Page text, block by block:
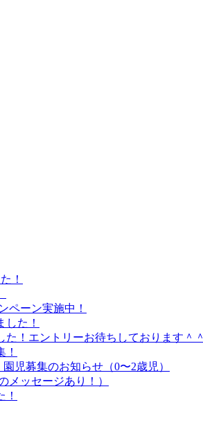
！
ペーン実施中！
した！
た！エントリーお待ちしております＾＾
児募集のお知らせ（0〜2歳児）
メッセージあり！）